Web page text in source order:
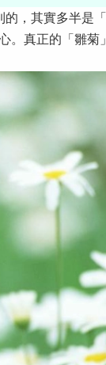
，其實多半是
。真正的「雛菊